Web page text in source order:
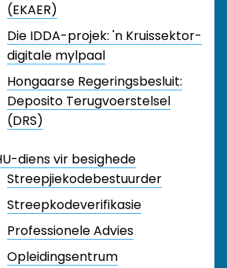
(EKAER)
Die IDDA-projek: 'n Kruissektor-
digitale mylpaal
Hongaarse Regeringsbesluit:
Deposito Terugvoerstelsel
(DRS)
diens vir besighede
Streepjiekodebestuurder
Streepkodeverifikasie
Professionele Advies
Opleidingsentrum